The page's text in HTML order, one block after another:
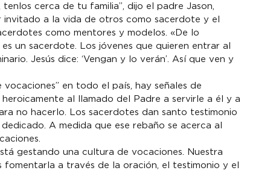
cerca de tu familia”, dijo el padre Jason,
a la vida de otros como sacerdote y el
como mentores y modelos. «De lo
un sacerdote. Los jóvenes que quieren entrar al
Jesús dice: ‘Vengan y lo verán’. Así que ven y
en todo el país, hay señales de
al llamado del Padre a servirle a él y a
no hacerlo. Los sacerdotes dan santo testimonio
A medida que ese rebaño se acerca al
gestando una cultura de vocaciones. Nuestra
fomentarla a través de la oración, el testimonio y el